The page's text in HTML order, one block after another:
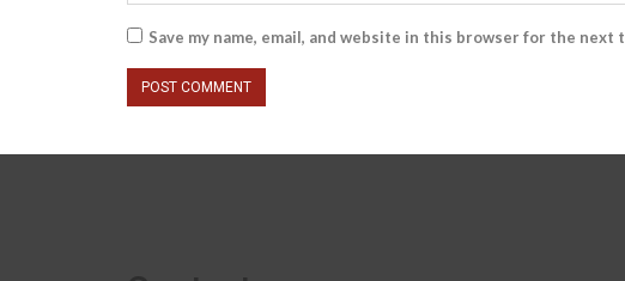
Save my name, email, and website in this browser for the next